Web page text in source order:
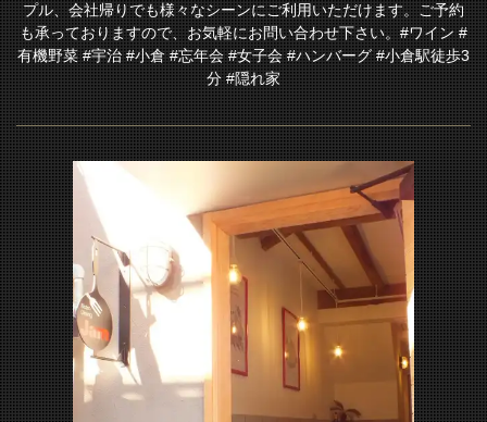
プル、会社帰りでも様々なシーンにご利用いただけます。ご予約
も承っておりますので、お気軽にお問い合わせ下さい。#ワイン #
有機野菜 #宇治 #小倉 #忘年会 #女子会 #ハンバーグ #小倉駅徒歩3
分 #隠れ家